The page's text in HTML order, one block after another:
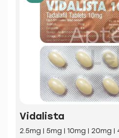
Vidalista
2.5mg | 5mg | 10mg | 20mg